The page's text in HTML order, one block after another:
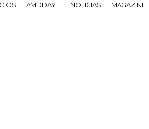
AMDDAY NOTICIAS MAGAZINE